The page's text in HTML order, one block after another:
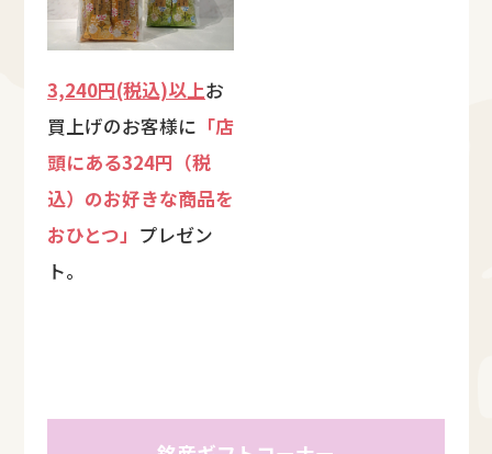
3,240円(税込)以上お
買上げのお客様に 「店
頭にある324円（税
込）のお好きな商品を
おひとつ」 プレゼン
ト。